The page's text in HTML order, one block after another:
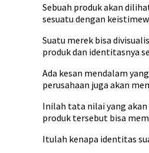
Sebuah produk akan
sesuatu dengan
Suatu merek bisa
produk dan identitasnya
Ada kesan mendalam
perusahaan juga akan
Inilah tata nilai yang
produk tersebut bisa
Itulah kenapa identitas